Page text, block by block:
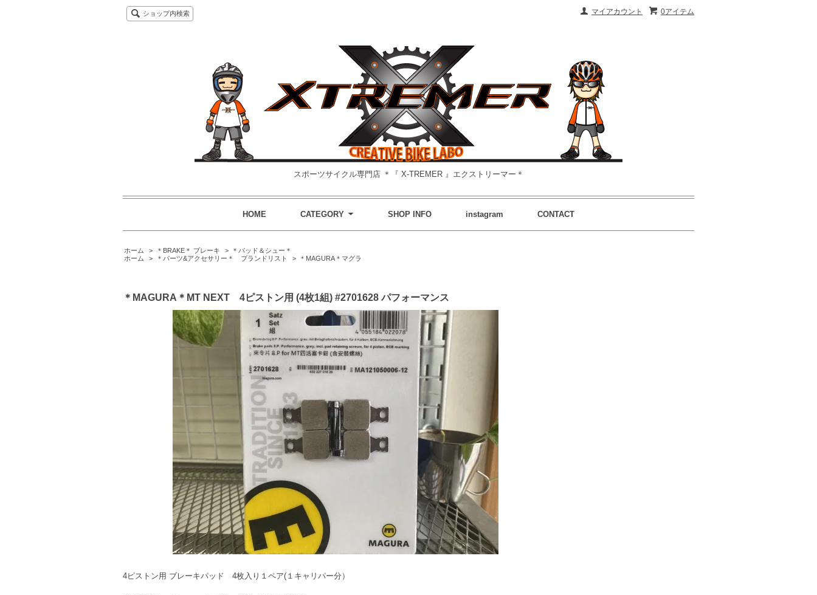
0アイテム
マイアカウント
ショップ内検索
スポーツサイクル専門店 ＊『 X-TREMER 』エクストリーマー＊
HOME CATEGORY SHOP INFO instagram CONTACT
ホーム > ＊BRAKE＊ ブレーキ >
＊パッド＆シュー＊
ホーム
> ＊パーツ&アクセサリー＊ ブランドリスト > ＊MAGURA＊マグラ
＊MAGURA＊MT NEXT 4ピストン用 (4枚1組) #2701628 パフォーマンス
4ピストン用 ブレーキパッド 4枚入り１ペア(１キャリパー分）